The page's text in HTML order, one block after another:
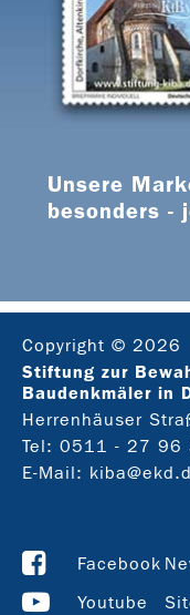
Unsere
besonders -
Copyright © 2026
Stiftung zur
Baudenkmäler in
Herrenhäuser
Tel: 0511 - 27 96
E-Mail:
Facebook
Youtube